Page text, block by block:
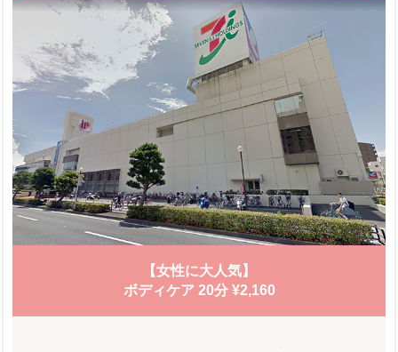
【女性に大人気】
ボディケア 20分 ¥2,160